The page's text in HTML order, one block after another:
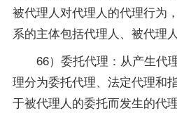
被代理人对代理人的代理行为
系的主体包括代理人、被代理
66）委托代理：从产生代
理分为委托代理、法定代理和
于被代理人的委托而发生的代